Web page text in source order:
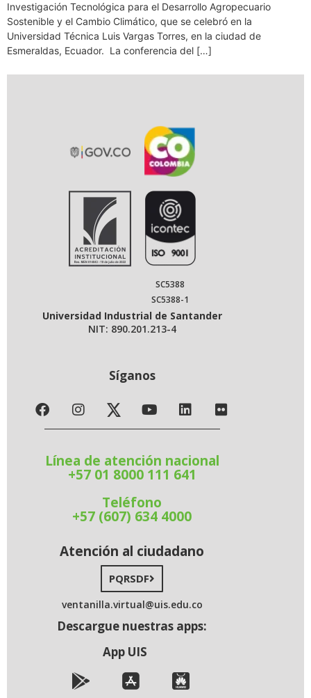
Investigación Tecnológica para el Desarrollo Agropecuario
Sostenible y el Cambio Climático, que se celebró en la
Universidad Técnica Luis Vargas Torres, en la ciudad de
Esmeraldas, Ecuador. La conferencia del […]